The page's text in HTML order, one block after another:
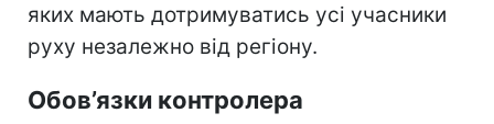
яких мають дотримуватись усі учасники
руху незалежно від регіону.
Обов’язки контролера